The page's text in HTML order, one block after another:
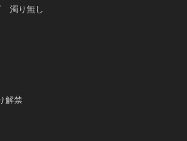
濁り無し
解禁